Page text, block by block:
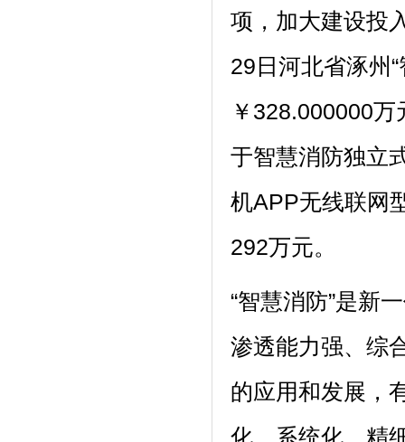
项，加大建设投
29日河北省涿州
￥328.000000
于智慧消防独立
机APP无线联网
292万元。
“智慧消防”是新
渗透能力强、综
的应用和发展，
化、系统化、精